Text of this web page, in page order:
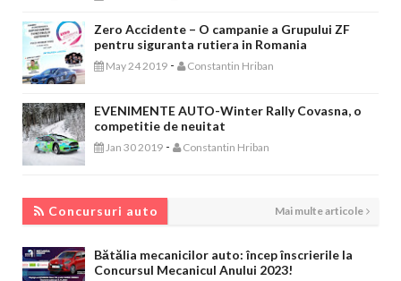
Zero Accidente – O campanie a Grupului ZF
pentru siguranta rutiera in Romania
May 24 2019 - Constantin Hriban
EVENIMENTE AUTO-Winter Rally Covasna, o
competitie de neuitat
Jan 30 2019 - Constantin Hriban
Concursuri auto Mai multe articole
Bătălia mecanicilor auto: încep înscrierile la
Concursul Mecanicul Anului 2023!